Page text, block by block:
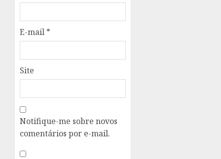
E-mail *
Site
Notifique-me sobre novos
comentários por e-mail.